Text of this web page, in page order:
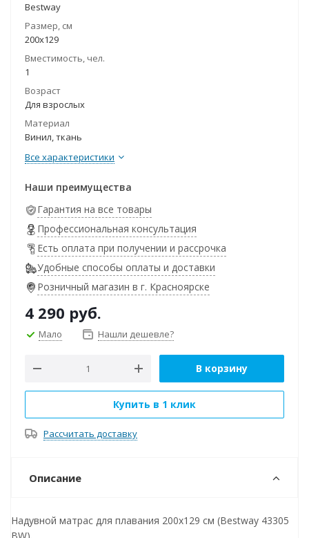
Bestway
Размер, см
200х129
Вместимость, чел.
1
Возраст
Для взрослых
Материал
Винил, ткань
Все характеристики
Наши преимущества
Гарантия на все товары
Профессиональная консультация
Есть оплата при получении и рассрочка
Удобные способы оплаты и доставки
Розничный магазин в г. Красноярске
4 290 руб.
Мало Нашли дешевле?
В корзину
Купить в 1 клик
Рассчитать доставку
Описание
Надувной матрас для плавания 200х129 см (Bestway 43305